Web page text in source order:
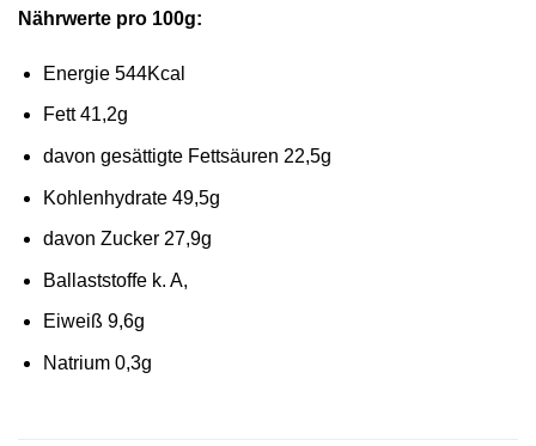
Nährwerte pro 100g:
Energie 544Kcal
Fett 41,2g
davon gesättigte Fettsäuren 22,5g
Kohlenhydrate 49,5g
davon Zucker 27,9g
Ballaststoffe k. A,
Eiweiß 9,6g
Natrium 0,3g